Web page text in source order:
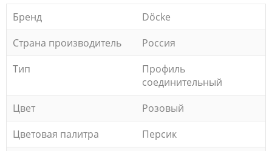
Бренд
Döcke
Страна производитель
Россия
Тип
Профиль
соединительный
Цвет
Розовый
Цветовая палитра
Персик